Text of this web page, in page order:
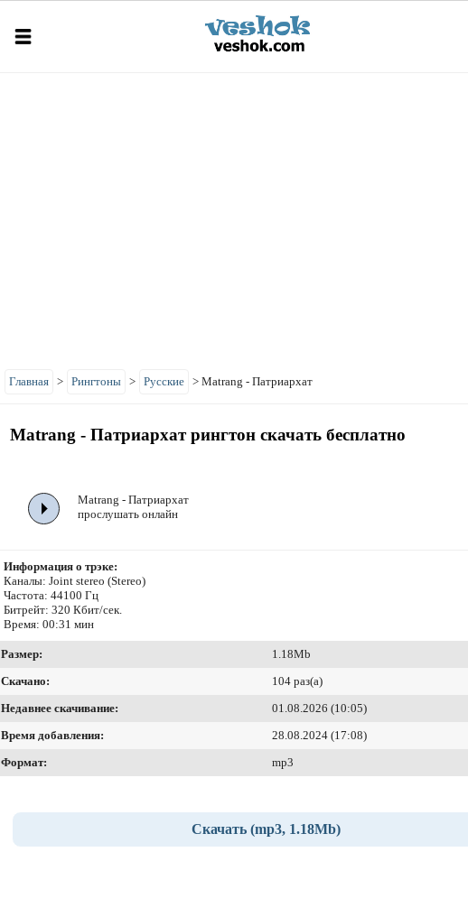
Главная > Рингтоны > Русские > Matrang - Патриархат
Matrang - Патриархат рингтон скачать бесплатно
Matrang - Патриархат
прослушать онлайн
Информация о трэке:
Каналы: Joint stereo (Stereo)
Частота: 44100 Гц
Битрейт: 320 Кбит/сек.
Время: 00:31 мин
Размер:
1.18Mb
Скачано:
104 раз(а)
Недавнее скачивание:
01.08.2026 (10:05)
Время добавления:
28.08.2024 (17:08)
Формат:
mp3
Скачать (mp3, 1.18Mb)